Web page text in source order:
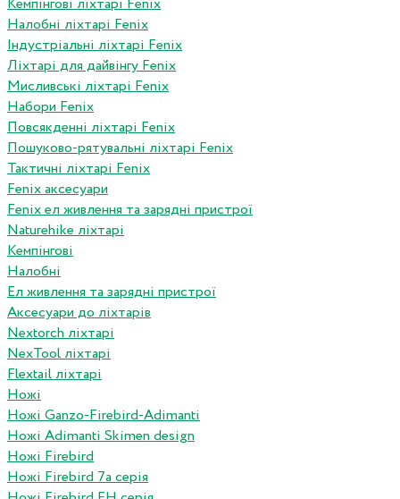
Кемпінгові ліхтарі Fenix
Налобні ліхтарі Fenix
Індустріальні ліхтарі Fenix
Ліхтарі для дайвінгу Fenix
Мисливські ліхтарі Fenix
Набори Fenix
Повсякденні ліхтарі Fenix
Пошуково-рятувальні ліхтарі Fenix
Тактичні ліхтарі Fenix
Fenix аксесуари
Fenix ел живлення та зарядні пристрої
Naturehike ліхтарі
Кемпінгові
Налобні
Ел живлення та зарядні пристрої
Аксесуари до ліхтарів
Nextorch ліхтарі
NexTool ліхтарі
Flextail ліхтарі
Ножі
Ножі Ganzo-Firebird-Adimanti
Ножі Adimanti Skimen design
Ножі Firebird
Ножі Firebird 7а серія